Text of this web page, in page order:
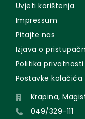
Uvjeti korištenja
Impressum
Pitajte nas
Izjava o
Politika privatnosti
Postavke kolačića
Krapina,
049/329-111